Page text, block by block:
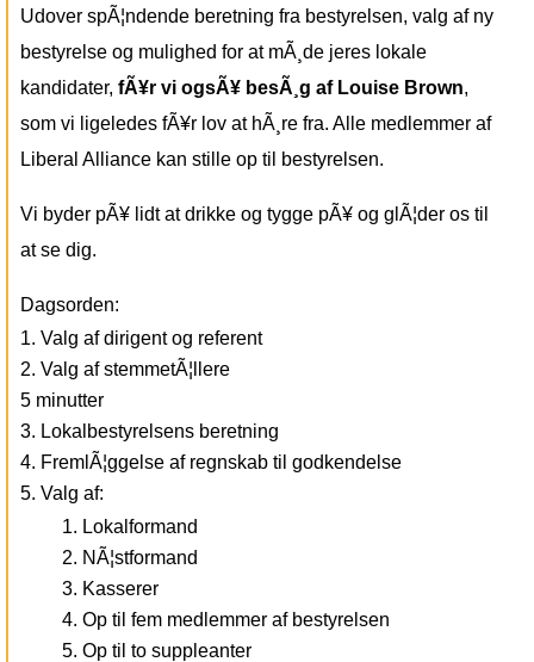
Udover spÃ¦ndende beretning fra bestyrelsen, valg af ny
bestyrelse og mulighed for at mÃ¸de jeres lokale
kandidater, fÃ¥r vi ogsÃ¥ besÃ¸g af Louise Brown,
som vi ligeledes fÃ¥r lov at hÃ¸re fra. Alle medlemmer af
Liberal Alliance kan stille op til bestyrelsen.
Vi byder pÃ¥ lidt at drikke og tygge pÃ¥ og glÃ¦der os til
at se dig.
Dagsorden:
Valg af dirigent og referent
Valg af stemmetÃ¦llere
5 minutter
Lokalbestyrelsens beretning
FremlÃ¦ggelse af regnskab til godkendelse
Valg af:
Lokalformand
NÃ¦stformand
Kasserer
Op til fem medlemmer af bestyrelsen
Op til to suppleanter